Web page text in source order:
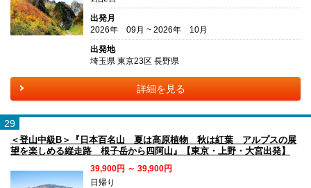
出発月
2026年 09月 ~ 2026年 10月
出発地
埼玉県 東京23区 長野県
詳細を見る
29
＜登山中級B＞『日本百名山 夏は高原植物 秋は紅葉 アルプスの展
望を楽しめる縦走路 根子岳から四阿山』【東京・上野・大宮出発】
39,900円 ～ 39,900円
日帰り